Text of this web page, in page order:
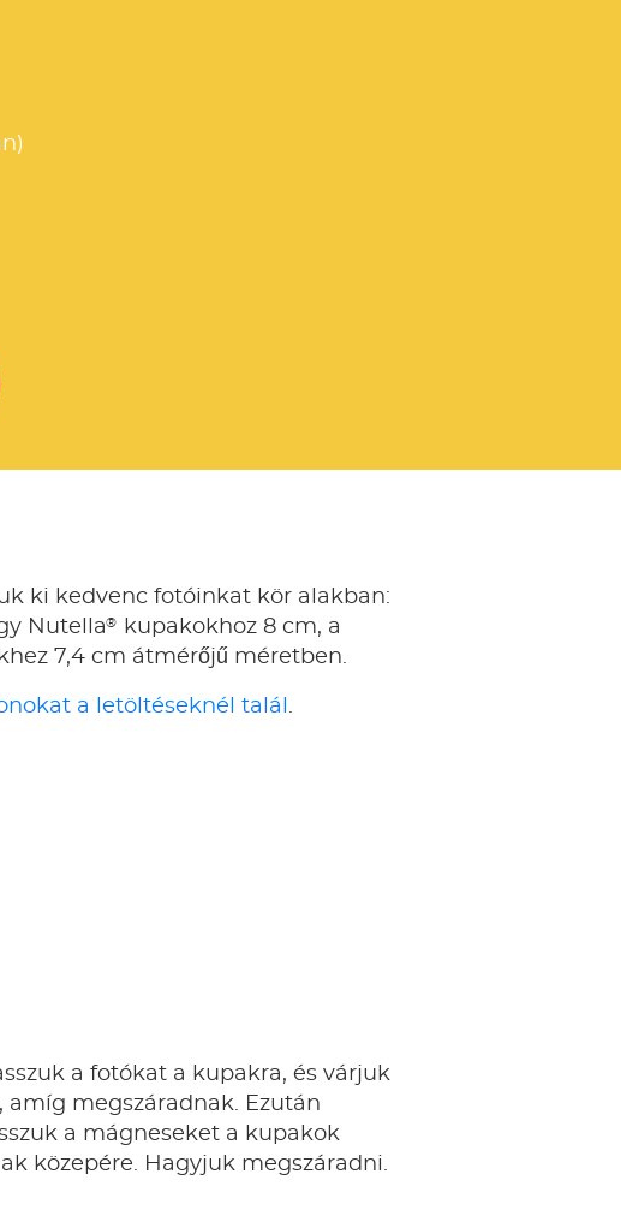
ki kedvenc fotóinkat kör alakban:
Nutella®
kupakokhoz 8 cm, a
7,4 cm átmérőjű méretben.
a letöltéseknél talál .
a fotókat a kupakra, és várjuk
amíg megszáradnak. Ezután
a mágneseket a kupakok
közepére. Hagyjuk megszáradni.